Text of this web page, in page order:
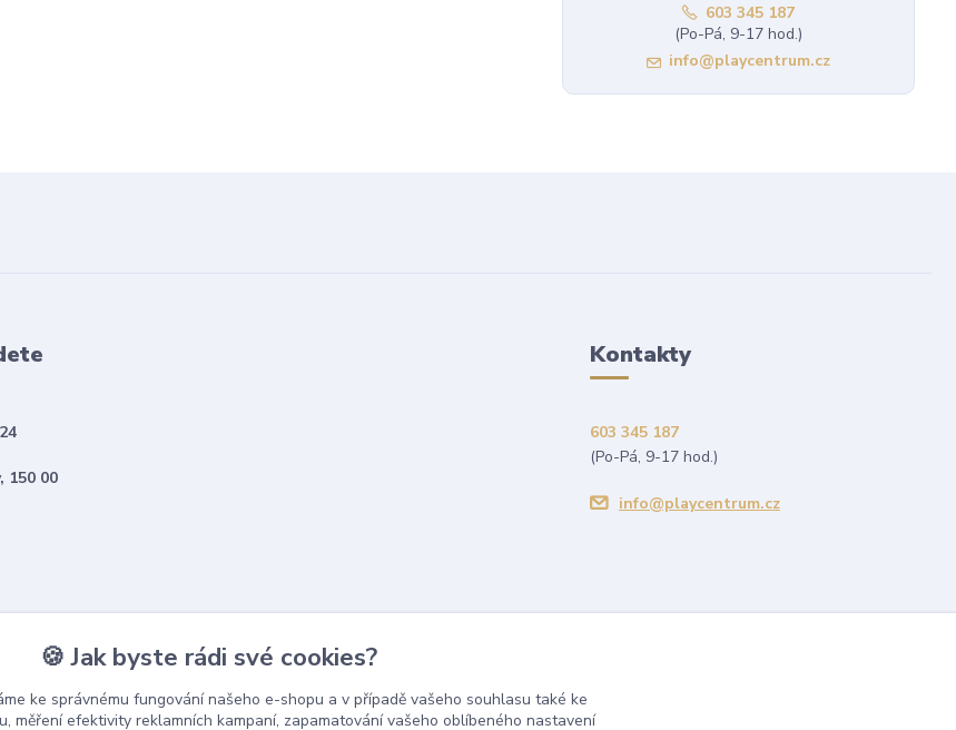
603 345 187
(Po-Pá, 9-17 hod.)
info@playcentrum.cz
150 00
Kontakty
603 345 187
(Po-Pá, 9-17 hod.)
info@playcentrum.cz
🍪 Jak byste rádi své cookies?
ke správnému fungování našeho e-shopu a v případě vašeho souhlasu také ke
měření efektivity reklamních kampaní, zapamatování vašeho oblíbeného nastavení